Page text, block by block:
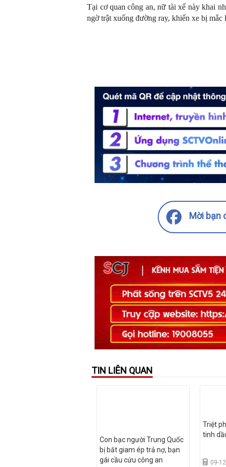
Tại cơ quan công an, nữ tài xế này khai
ngờ trật xuống đường ray, khiến xe bị mắc
Mời bạn
TIN LIÊN QUAN
Con bạc người Trung Quốc
bị bắt giam ép trả nợ, bạn
gái cầu cứu công an
Triệt
tinh
09-